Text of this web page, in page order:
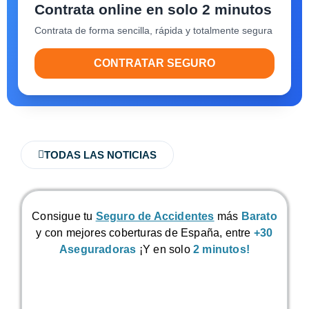
Contrata online en solo 2 minutos
Contrata de forma sencilla, rápida y totalmente segura
CONTRATAR SEGURO
TODAS LAS NOTICIAS
Consigue tu Seguro de Accidentes más Barato
y con mejores coberturas de España, entre +30
Aseguradoras ¡Y en solo 2 minutos!